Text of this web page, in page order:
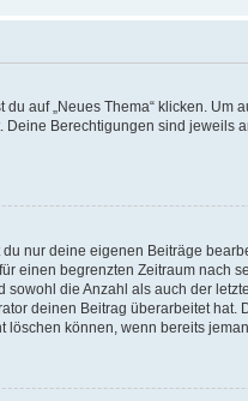
auf „Neues Thema“ klicken.
Berechtigungen sind jeweils
nur deine eigenen Beiträge
einen begrenzten Zeitraum
die Anzahl als auch der
deinen Beitrag überarbeitet
können, wenn bereits